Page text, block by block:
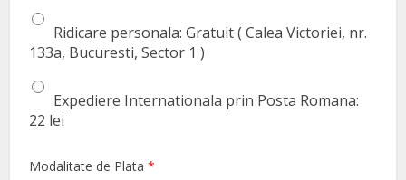
Ridicare personala: Gratuit ( Calea Victoriei, nr.
133a, Bucuresti, Sector 1 )
Expediere Internationala prin Posta Romana:
22 lei
Modalitate de Plata*